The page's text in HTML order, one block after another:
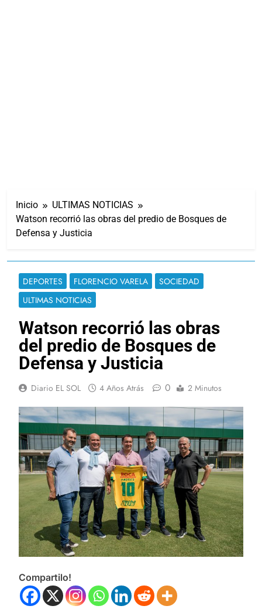
Inicio
ULTIMAS NOTICIAS
Watson recorrió las obras del predio de Bosques de
Defensa y Justicia
DEPORTES FLORENCIO VARELA
SOCIEDAD
ULTIMAS NOTICIAS
Watson recorrió las obras
del predio de Bosques de
Defensa y Justicia
Diario EL SOL 4 Años Atrás 0 2 Minutos
Compartilo!